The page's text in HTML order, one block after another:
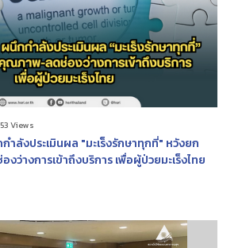
Views
ำลังประเมินผล "มะเร็งรักษาทุกที่" หวังยก
างการเข้าถึงบริการ เพื่อผู้ป่วยมะเร็งไทย